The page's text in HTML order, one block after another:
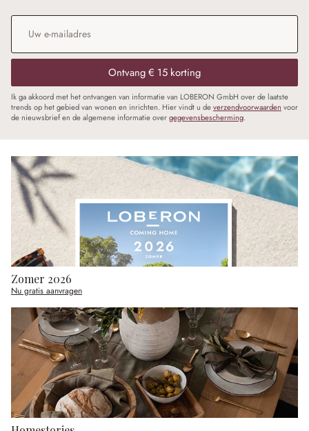
E-mailadres
Ontvang € 15 korting
Ik ga akkoord met het ontvangen van informatie van LOBERON GmbH over de laatste
trends op het gebied van wonen en inrichten. Hier vindt u deverzendvoorwaarden voor
de nieuwsbrief en de algemene informatie overgegevensbescherming.
Zomer 2026
Nu gratis aanvragen